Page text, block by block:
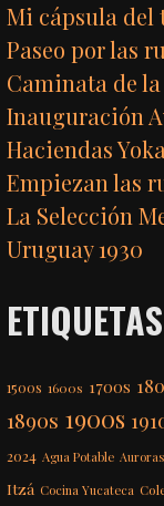
Mi cápsula del
Paseo por las
Caminata de la
Inauguración
Haciendas
Empiezan las
La Selección
Uruguay 1930
1500s 1600s 1700s
1890s 1900s
2024 Agua Potable
Itzá Cocina Yucateca